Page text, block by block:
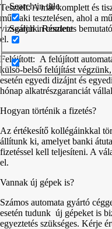
Search in title
Search in content
Tesztelt: A már komplett és
műszaki tesztelésen, ahol a
vizsgáljuk. Részletes
el.
Felújított: A felújított
külső-belső felújítást
esetén egyedi dizájnt és
hónap alkatrészgaranciát
Hogyan történik a fizetés?
Az értékesítő kollégáinkkal
állítunk ki, amelyet banki
fizetéssel kell teljesíteni. A
el.
Vannak új gépek is?
Számos automata gyártó
esetén tudunk új gépeket is
egyeztetés szükséges. Kérje